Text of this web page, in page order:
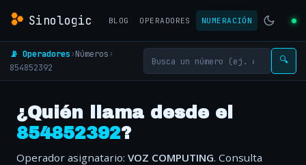
Sinologic BLOG OPERADORES NUMERACIÓN
📡 Operadores›Números›
854852392
🔍
¿Quién llama desde el
854852392?
Operador asignatario: VOZ COMPUTING. Consulta